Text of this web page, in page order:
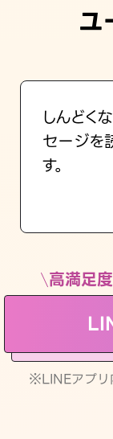
しんどく
セージを
す。
高満足
※LINEアプリ